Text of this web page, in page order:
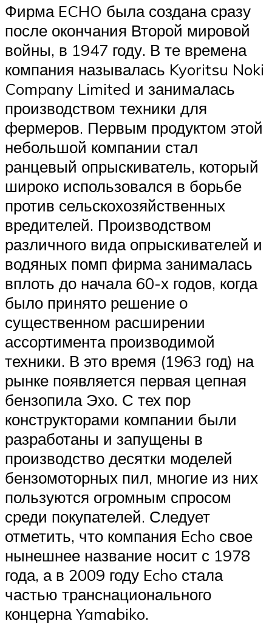
Фирма ECHO была создана сразу
после окончания Второй мировой
войны, в 1947 году. В те времена
компания называлась Kyoritsu Noki
Company Limited и занималась
производством техники для
фермеров. Первым продуктом этой
небольшой компании стал
ранцевый опрыскиватель, который
широко использовался в борьбе
против сельскохозяйственных
вредителей. Производством
различного вида опрыскивателей и
водяных помп фирма занималась
вплоть до начала 60-х годов, когда
было принято решение о
существенном расширении
ассортимента производимой
техники. В это время (1963 год) на
рынке появляется первая цепная
бензопила Эхо. С тех пор
конструкторами компании были
разработаны и запущены в
производство десятки моделей
бензомоторных пил, многие из них
пользуются огромным спросом
среди покупателей. Следует
отметить, что компания Echo свое
нынешнее название носит с 1978
года, а в 2009 году Echo стала
частью транснационального
концерна Yamabiko.